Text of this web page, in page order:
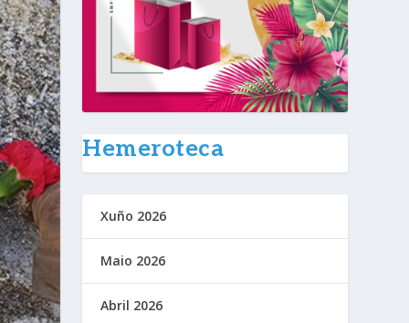
Hemeroteca
Xuño 2026
Maio 2026
Abril 2026